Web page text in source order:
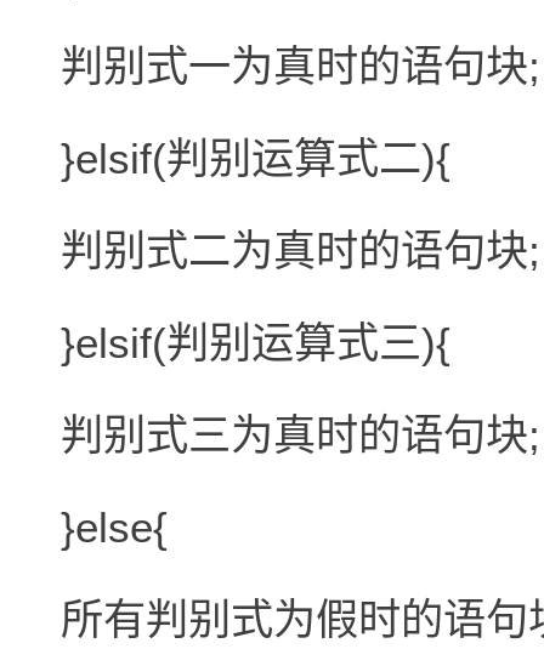
判别式一为真时的语句块;
}elsif(判别运算式二){
判别式二为真时的语句块;
}elsif(判别运算式三){
判别式三为真时的语句块;
}else{
所有判别式为假时的语句